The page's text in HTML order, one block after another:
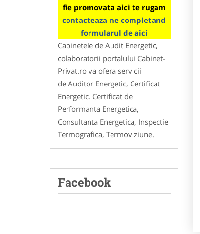
fie promovata aici te rugam
contacteaza-ne completand
formularul de aici
Cabinetele de Audit Energetic,
colaboratorii portalului Cabinet-
Privat.ro va ofera servicii
de Auditor Energetic, Certificat
Energetic, Certificat de
Performanta Energetica,
Consultanta Energetica, Inspectie
Termografica, Termoviziune.
Facebook